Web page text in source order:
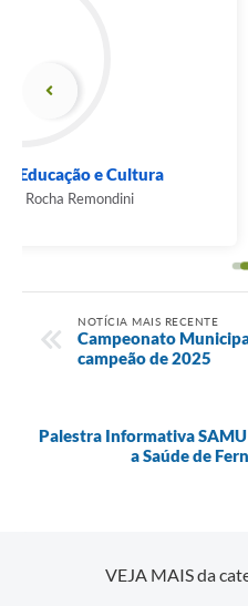
Departamento de
NOTÍCIA MAIS RECENTE
Campeonato
campeão de 2025
Palestra Informativa
a Saúde de
VEJA MAIS da